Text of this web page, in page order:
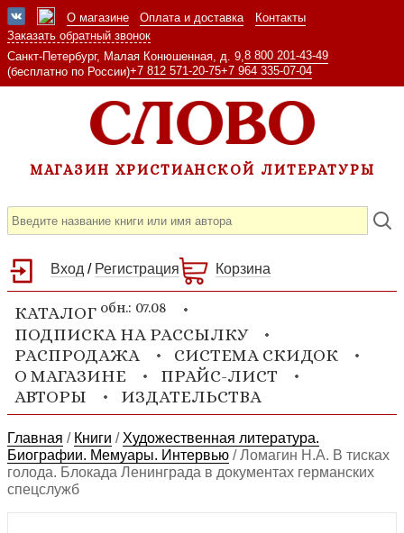
О магазине Оплата и доставка
Контакты
Заказать обратный звонок
Санкт-Петербург, Малая Конюшенная, д. 9, 8 800 201-43-49
(бесплатно по России)+7 812 571-20-75+7 964 335-07-04
МАГАЗИН ХРИСТИАНСКОЙ ЛИТЕРАТУРЫ
Вход / Регистрация Корзина
КАТАЛОГ обн.: 07.08
ПОДПИСКА НА РАССЫЛКУ
РАСПРОДАЖА
СИСТЕМА СКИДОК
О МАГАЗИНЕ
ПРАЙС-ЛИСТ
АВТОРЫ
ИЗДАТЕЛЬСТВА
Главная / Книги / Художественная литература.
Биографии. Мемуары. Интервью /Ломагин Н.А. В тисках
голода. Блокада Ленинграда в документах германских
спецслужб